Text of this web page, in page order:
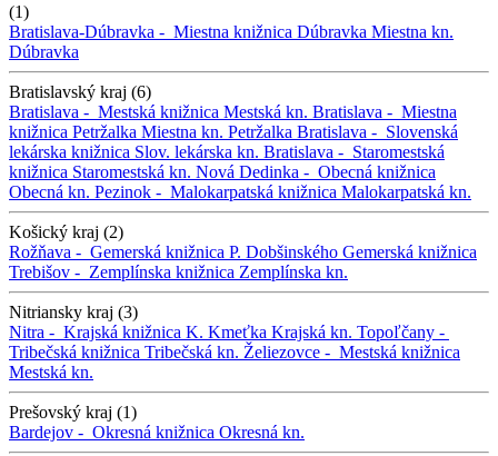
(1)
Bratislava-Dúbravka - Miestna knižnica Dúbravka Miestna kn.
Dúbravka
Bratislavský kraj (6)
Bratislava - Mestská knižnica Mestská kn. Bratislava - Miestna
knižnica Petržalka Miestna kn. Petržalka Bratislava - Slovenská
lekárska knižnica Slov. lekárska kn. Bratislava - Staromestská
knižnica Staromestská kn. Nová Dedinka - Obecná knižnica
Obecná kn. Pezinok - Malokarpatská knižnica Malokarpatská kn.
Košický kraj (2)
Rožňava - Gemerská knižnica P. Dobšinského Gemerská knižnica
Trebišov - Zemplínska knižnica Zemplínska kn.
Nitriansky kraj (3)
Nitra - Krajská knižnica K. Kmeťka Krajská kn. Topoľčany -
Tribečská knižnica Tribečská kn. Želiezovce - Mestská knižnica
Mestská kn.
Prešovský kraj (1)
Bardejov - Okresná knižnica Okresná kn.